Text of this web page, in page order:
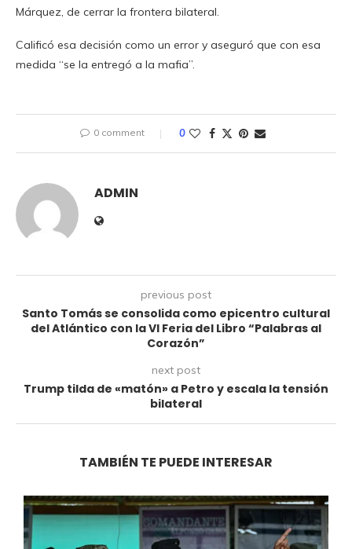
Márquez, de cerrar la frontera bilateral.
Calificó esa decisión como un error y aseguró que con esa
medida “se la entregó a la mafia”.
0 comment 0
ADMIN
previous post
Santo Tomás se consolida como epicentro cultural
del Atlántico con la VI Feria del Libro “Palabras al
Corazón”
next post
Trump tilda de «matón» a Petro y escala la tensión
bilateral
TAMBIÉN TE PUEDE INTERESAR